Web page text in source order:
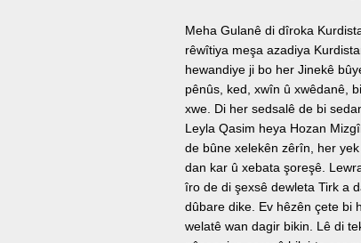
Meha Gulanê di dîroka
rêwîtiya meşa azadiya
hewandiye ji bo her Jinekê
pênûs, ked, xwîn û xwêdanê,
xwe. Di her sedsalê de bi
Leyla Qasim heya Hozan
de bûne xelekên zêrîn, her
dan kar û xebata şoreşê.
îro de di şexsê dewleta Tirk a
dûbare dike. Ev hêzên çete bi
welatê wan dagir bikin. Lê di